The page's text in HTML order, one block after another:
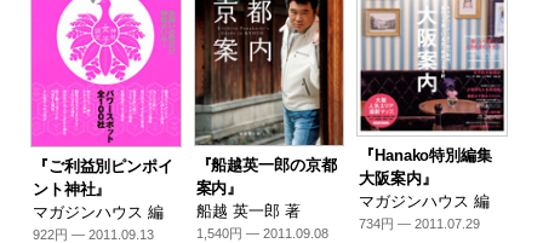
『ご利益別ピンポイ
ント神社』
マガジンハウス 編
922円 — 2011.09.13
『船越英一郎の京都
案内』
船越 英一郎 著
1,540円 — 2011.09.08
『Hanako特別編集
大阪案内』
マガジンハウス 編
734円 — 2011.07.29